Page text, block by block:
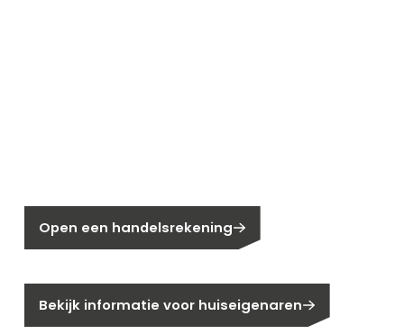
Open een handelsrekening
Bekijk informatie voor huiseigenaren